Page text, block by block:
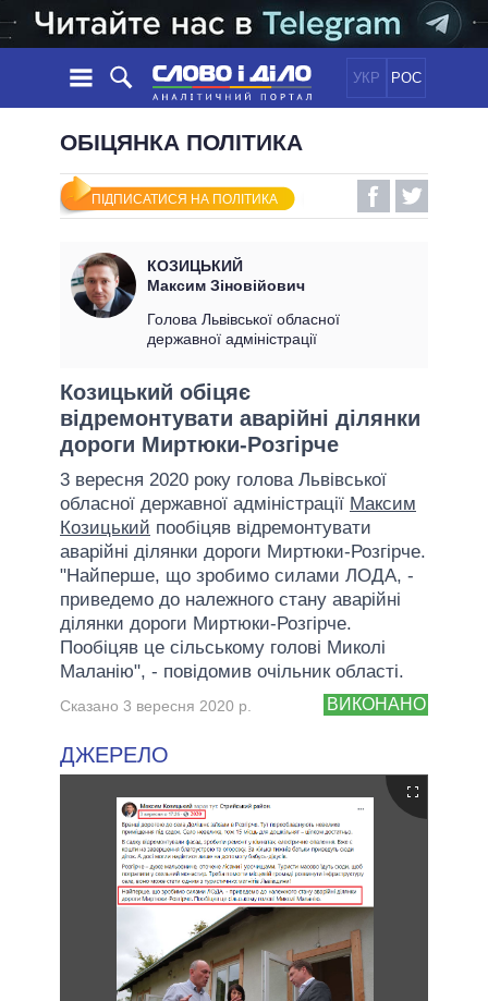
УКР РОС
НОВИНИ
СТРІЧКА
ПОДІЇ
СТАТТІ
ДУМКИ
ОГЛЯДИ
ДАЙДЖЕСТИ
ПОЛІТИКА
ЕКОНОМІКА
СВІТ
ОБIЦЯНКИ
УСІ ПОЛІТИКИ
ПРЕЗИДЕНТ І ОФІС
ВЕРХОВНА РАДА
ГОЛОВИ ОБЛАДМІНІСТРАЦІЙ
МЕРИ МІСТ
ВСІ ПЕРСОНИ
ІНФОГРАФІКА
ВІДЕО
ПОРІВНЯННЯ ПОЛІТИКІВ
ОБІЦЯНКА ПОЛІТИКА
ПІДПИСАТИСЯ НА ПОЛІТИКА
КОЗИЦЬКИЙ
Максим Зіновійович
Голова Львівської обласної
державної адміністрації
Козицький обіцяє
відремонтувати аварійні ділянки
дороги Миртюки-Розгірче
3 вересня 2020 року голова Львівської
обласної державної адміністрації Максим
Козицький пообіцяв відремонтувати
аварійні ділянки дороги Миртюки-Розгірче.
"Найперше, що зробимо силами ЛОДА, -
приведемо до належного стану аварійні
ділянки дороги Миртюки-Розгірче.
Пообіцяв це сільському голові Миколі
Маланію", - повідомив очільник області.
ВИКОНАНО
Сказано 3 вересня 2020 р.
ДЖЕРЕЛО